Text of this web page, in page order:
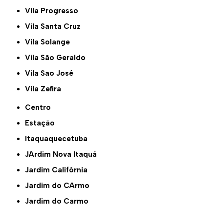
Vila Progresso
Vila Santa Cruz
Vila Solange
Vila São Geraldo
Vila São José
Vila Zefira
Centro
Estação
Itaquaquecetuba
JArdim Nova Itaquá
Jardim Califórnia
Jardim do CArmo
Jardim do Carmo